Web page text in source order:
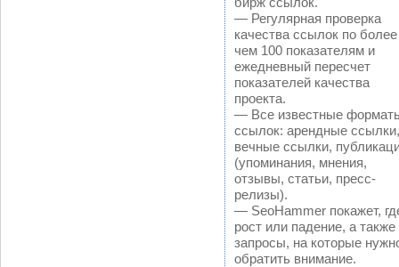
— Регулярная проверка
качества ссылок по более
чем 100 показателям и
ежедневный пересчет
показателей качества
проекта.
— Все известные
ссылок: арендные ссылки,
вечные ссылки,
(упоминания, мнения,
отзывы, статьи, пресс-
релизы).
— SeoHammer покажет,
рост или падение, а также
запросы, на которые
обратить внимание.